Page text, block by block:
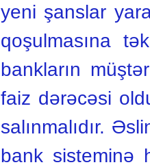
yeni şanslar
qoşulmasına
bankların
faiz dərəcəsi
salınmalıdır.
bank sisteminə